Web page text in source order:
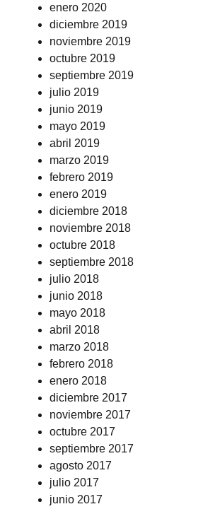
enero 2020
diciembre 2019
noviembre 2019
octubre 2019
septiembre 2019
julio 2019
junio 2019
mayo 2019
abril 2019
marzo 2019
febrero 2019
enero 2019
diciembre 2018
noviembre 2018
octubre 2018
septiembre 2018
julio 2018
junio 2018
mayo 2018
abril 2018
marzo 2018
febrero 2018
enero 2018
diciembre 2017
noviembre 2017
octubre 2017
septiembre 2017
agosto 2017
julio 2017
junio 2017